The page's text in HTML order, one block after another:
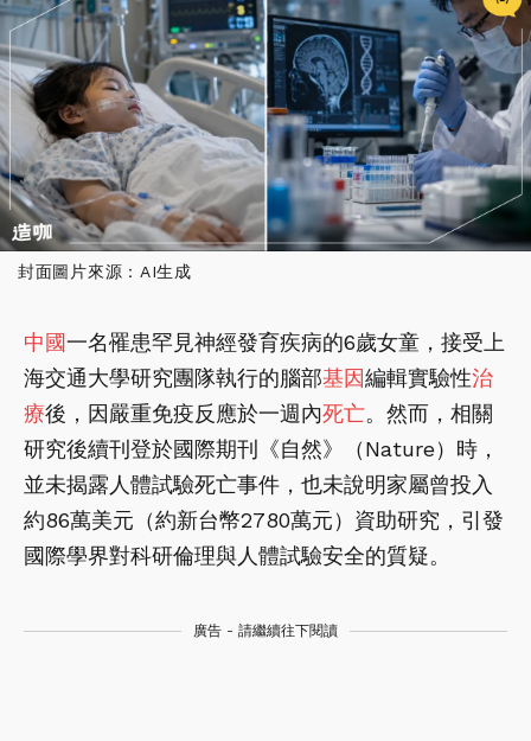
封面圖片來源：AI生成
中國一名罹患罕見神經發育疾病的6歲女童，接受上
海交通大學研究團隊執行的腦部基因編輯實驗性治
療後，因嚴重免疫反應於一週內死亡。然而，相關
研究後續刊登於國際期刊《自然》（Nature）時，
並未揭露人體試驗死亡事件，也未說明家屬曾投入
約86萬美元（約新台幣2780萬元）資助研究，引發
國際學界對科研倫理與人體試驗安全的質疑。
廣告 - 請繼續往下閱讀